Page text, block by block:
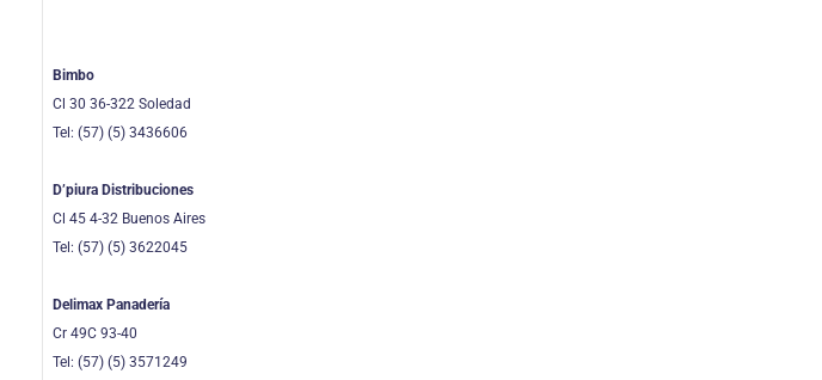
Bimbo
Cl 30 36-322 Soledad
Tel: (57) (5) 3436606
D’piura Distribuciones
Cl 45 4-32 Buenos Aires
Tel: (57) (5) 3622045
Delimax Panadería
Cr 49C 93-40
Tel: (57) (5) 3571249